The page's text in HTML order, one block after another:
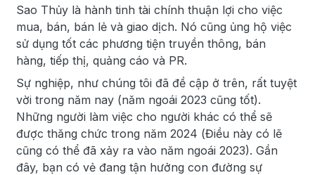
Sao Thủy là hành tinh tài chính thuận lợi cho việc
mua, bán, bán lẻ và giao dịch. Nó cũng ủng hộ việc
sử dụng tốt các phương tiện truyền thông, bán
hàng, tiếp thị, quảng cáo và PR.
Sự nghiệp, như chúng tôi đã đề cập ở trên, rất tuyệt
vời trong năm nay (năm ngoái 2023 cũng tốt).
Những người làm việc cho người khác có thể sẽ
được thăng chức trong năm 2024 (Điều này có lẽ
cũng có thể đã xảy ra vào năm ngoái 2023). Gần
đây, bạn có vẻ đang tận hưởng con đường sự